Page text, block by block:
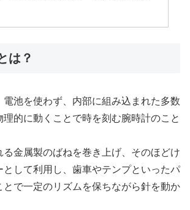
は？
電池を使わず、内部に組み込まれた多数
的に動くことで時を刻む腕時計のこと
る金属製のばねを巻き上げ、そのほどけ
として利用し、歯車やテンプといったパ
とで一定のリズムを保ちながら針を動か